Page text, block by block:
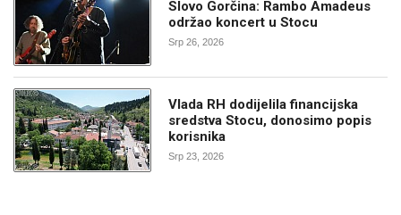
Slovo Gorčina: Rambo Amadeus
održao koncert u Stocu
Srp 26, 2026
Vlada RH dodijelila financijska
sredstva Stocu, donosimo popis
korisnika
Srp 23, 2026